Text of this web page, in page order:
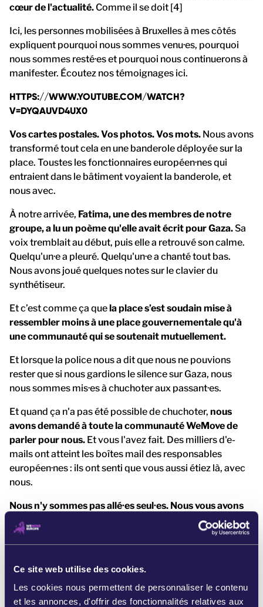
Ce site web utilise des cookies.
Les cookies nous permettent de personnaliser le contenu
et les annonces, d'offrir des fonctionnalités relatives aux
cœur de l'actualité. Comme il se doit [4]
Ici, les personnes mobilisées à Bruxelles à mes côtés
expliquent pourquoi nous sommes venu·es, pourquoi
nous sommes resté·es et pourquoi nous continuerons à
manifester. Écoutez nos témoignages ici.
HTTPS://WWW.YOUTUBE.COM/WATCH?
V=DYQAUVD4UX0
Vos cartes postales. Vos photos. Vos mots. Nous avons
transformé tout cela en une banderole déployée sur la
place. Toustes les fonctionnaires européen·nes qui
entraient dans le bâtiment voyaient la banderole, et
nous avec.
À notre arrivée, Fatima, une des membres de notre
groupe, a lu un poème qu'elle avait écrit pour Gaza. Sa
voix tremblait au début, puis elle a retrouvé son calme.
Quelqu'un·e a pleuré. Quelqu'un·e a chanté tout bas.
Nous avons joué quelques notes sur le clavier du
synthétiseur.
Et c’est comme ça que la place s’est soudain mise à
ressembler moins à une place gouvernementale qu'à
une communauté qui se soutenait mutuellement.
Et lorsque la police nous a dit que nous ne pouvions
rester que si nous gardions le silence sur Gaza, nous
nous sommes mis·es à chuchoter aux passant·es.
Et quand ça n'a pas été possible de chuchoter, nous
avons demandé à toute la communauté WeMove de
parler pour nous. Et vous l'avez fait. Des milliers d'e-
mails ont atteint les boîtes mail des responsables
européen·nes : ils ont senti que vous aussi étiez là, avec
nous.
Nous n'y sommes pas allé·es seul·es. Nous vous avons
emmené·es avec nous.
Nous sommes resté·es sur place 48 heures.Lorsque la
intervenue de manière plus musclée. Elle nous a
encerclé·es et a procédé à des arrestations.Malgré
tout, certain·es sont resté·es jusqu'à la fin.